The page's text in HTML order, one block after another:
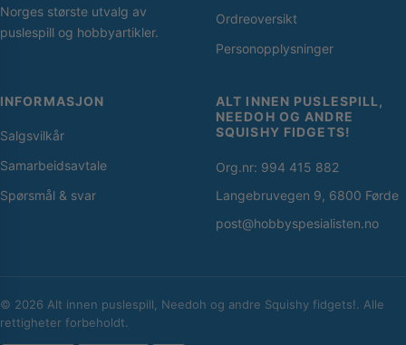
Norges største utvalg av
puslespill og hobbyartikler.
Ordreoversikt
Personopplysninger
INFORMASJON
Salgsvilkår
Samarbeidsavtale
Spørsmål & svar
ALT INNEN PUSLESPILL,
NEEDOH OG ANDRE
SQUISHY FIDGETS!
Org.nr: 994 415 882
Langebruvegen 9, 6800 Førde
post@hobbyspesialisten.no
© 2026 Alt innen puslespill, Needoh og andre Squishy fidgets!. Alle
rettigheter forbeholdt.